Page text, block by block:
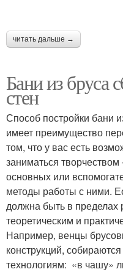
читать дальше →
Бани из бруса
стен
Способ постройки бани
имеет преимущество
том, что у вас есть
заниматься
основных или
методы работы с ними.
должна быть в пределах
теоретическим и
Например, венцы
конструкций,
технологиям: «в чашу»